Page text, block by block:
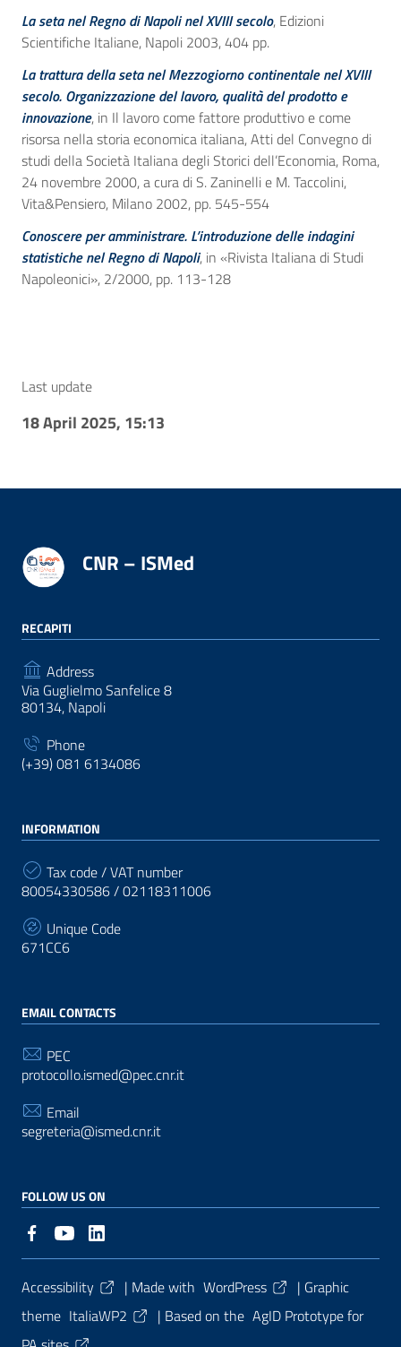
La seta nel Regno di Napoli nel XVIII secolo, Edizioni
Scientifiche Italiane, Napoli 2003, 404 pp.
La trattura della seta nel Mezzogiorno continentale nel XVIII
secolo. Organizzazione del lavoro, qualità del prodotto e
innovazione, in Il lavoro come fattore produttivo e come
risorsa nella storia economica italiana, Atti del Convegno di
studi della Società Italiana degli Storici dell’Economia, Roma,
24 novembre 2000, a cura di S. Zaninelli e M. Taccolini,
Vita&Pensiero, Milano 2002, pp. 545-554
Conoscere per amministrare. L’introduzione delle indagini
statistiche nel Regno di Napoli, in «Rivista Italiana di Studi
Napoleonici», 2/2000, pp. 113-128
Last update
18 April 2025, 15:13
CNR – ISMed
RECAPITI
Address
Via Guglielmo Sanfelice 8
80134, Napoli
Phone
(+39) 081 6134086
INFORMATION
Tax code / VAT number
80054330586 / 02118311006
Unique Code
671CC6
EMAIL CONTACTS
PEC
protocollo.ismed@pec.cnr.it
Email
segreteria@ismed.cnr.it
FOLLOW US ON
Useful Links Section
Accessibility | Made with WordPress | Graphic
theme ItaliaWP2 | Based on the AgID Prototype for